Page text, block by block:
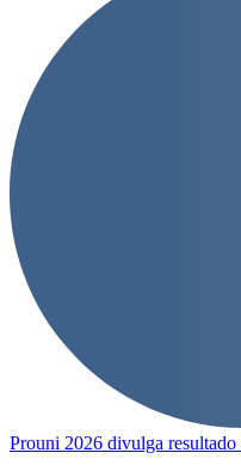
Prouni 2026 divulga resultado